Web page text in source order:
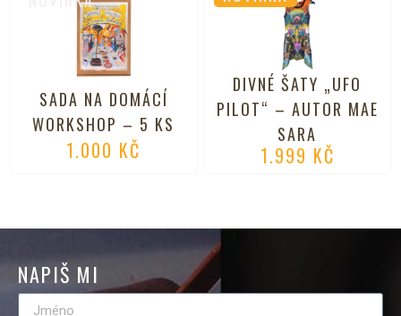
SADA NA DOMÁCÍ
WORKSHOP – 5 KS
1.000 KČ
DIVNÉ ŠATY „UFO
PILOT“ – AUTOR MAE
SARA
1.999 KČ
NAPIŠ MI